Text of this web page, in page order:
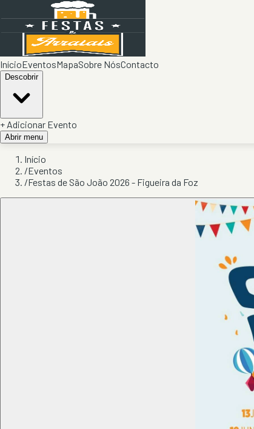
InícioEventosMapaSobre NósContacto
Descobrir
+ Adicionar Evento
Abrir menu
Início
/Eventos
/Festas de São João 2026 - Figueira da Foz